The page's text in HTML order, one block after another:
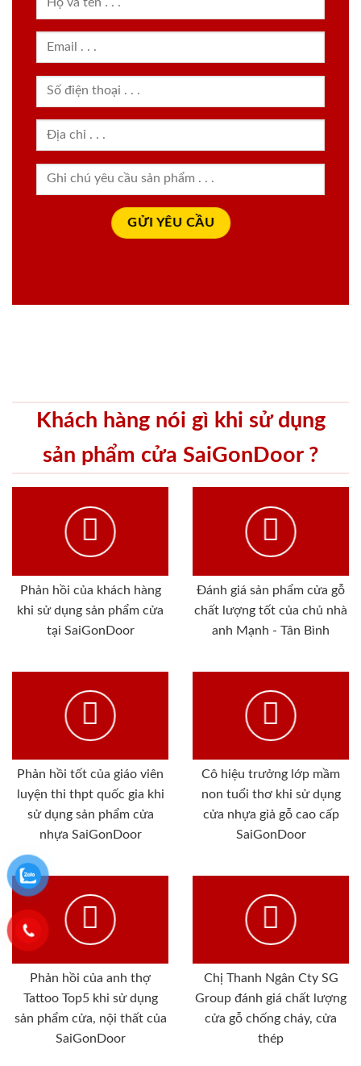
Khách hàng nói gì khi sử dụng
sản phẩm cửa SaiGonDoor ?
Phản hồi của khách hàng
khi sử dụng sản phẩm cửa
tại SaiGonDoor
Đánh giá sản phẩm cửa gỗ
chất lượng tốt của chủ nhà
anh Mạnh - Tân Bình
Phản hồi tốt của giáo viên
luyện thi thpt quốc gia khi
sử dụng sản phẩm cửa
nhựa SaiGonDoor
Cô hiệu trưởng lớp mầm
non tuổi thơ khi sử dụng
cửa nhựa giả gỗ cao cấp
SaiGonDoor
Phản hồi của anh thợ
Tattoo Top5 khi sử dụng
sản phẩm cửa, nội thất của
SaiGonDoor
Chị Thanh Ngân Cty SG
Group đánh giá chất lượng
cửa gỗ chống cháy, cửa
thép